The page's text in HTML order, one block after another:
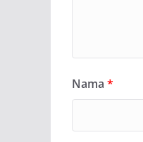
Nama *